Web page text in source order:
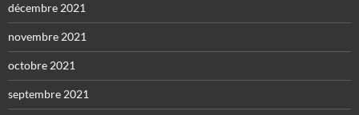
décembre 2021
novembre 2021
octobre 2021
septembre 2021